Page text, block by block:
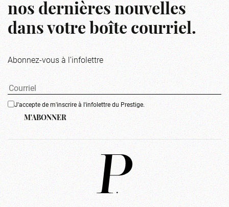
nos dernières nouvelles
dans votre boîte courriel.
Abonnez-vous à l'infolettre
J'accepte de m'inscrire à l'infolettre du Prestige.
M'ABONNER